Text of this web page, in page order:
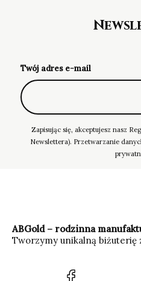
Twój adres e-mail
Zapisując się, akceptujesz nasz
Newslettera). Przetwarzanie
ABGold – rodzinna
Tworzymy unikalną biżuterię